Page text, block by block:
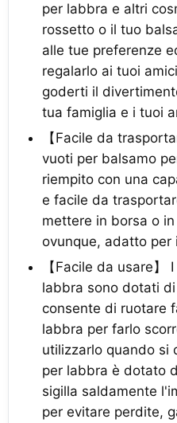
per labbra e altri
rossetto o il tuo
alle tue preferenze
regalarlo ai tuoi
goderti il
tua famiglia e i tuoi
【Facile da
vuoti per balsamo
riempito con una
e facile da
mettere in borsa o
ovunque, adatto per
【Facile da usare
labbra sono dotati
consente di ruotare
labbra per farlo
utilizzarlo quando si
per labbra è dotato
sigilla saldamente
per evitare perdite,